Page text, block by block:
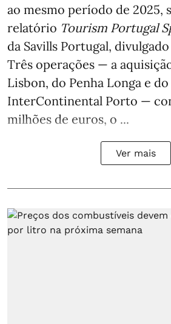
ao mesmo período de 2025,
relatório Tourism Portugal
da Savills Portugal,
Três operações — a
Lisbon, do Penha Longa e do
InterContinental Porto —
milhões de euros, o ...
Ver mais